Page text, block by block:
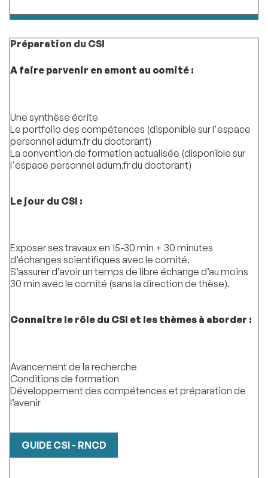
Préparation du CSI
A faire parvenir en amont au comité :
Une synthèse écrite
Le portfolio des compétences (disponible sur l'espace
personnel adum.fr du doctorant)
La convention de formation actualisée (disponible sur
l'espace personnel adum.fr du doctorant)
Le jour du CSI :
Exposer ses travaux en 15-30 min + 30 minutes
d’échanges scientifiques avec le comité.
S’assurer d’avoir un temps de libre échange d’au moins
30 min avec le comité (sans la direction de thèse).
Connaitre le rôle du CSI et les thèmes à aborder :
Avancement de la recherche
Conditions de formation
Développement des compétences et préparation de
l’avenir
GUIDE CSI - RNCD